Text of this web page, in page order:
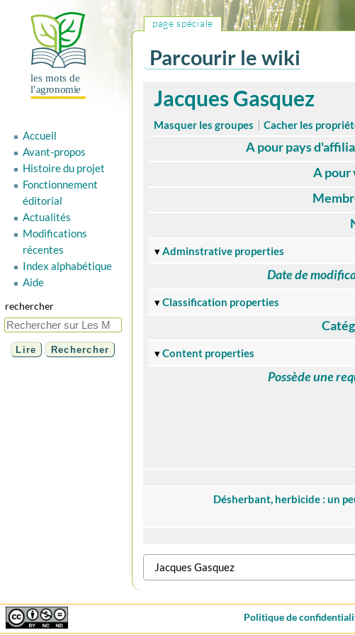
Parcourir le wiki
Aller
AllerJacques Gasquez
Masquer les groupes Cacher les
A pour pays
A pour
Adminstrative properties
Date de
Classification properties
Content properties
Possède une
Désherbant, herbicide : un
page spéciale
Accueil
Avant-propos
Histoire du projet
Fonctionnement
éditorial
Actualités
Modifications
récentes
Index alphabétique
Aide
rechercher
Politique de